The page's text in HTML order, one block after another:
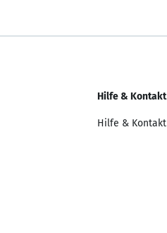
Hilfe & Kontakt
Hilfe & Kontakt